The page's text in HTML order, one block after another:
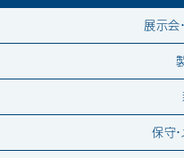
展示会
保守